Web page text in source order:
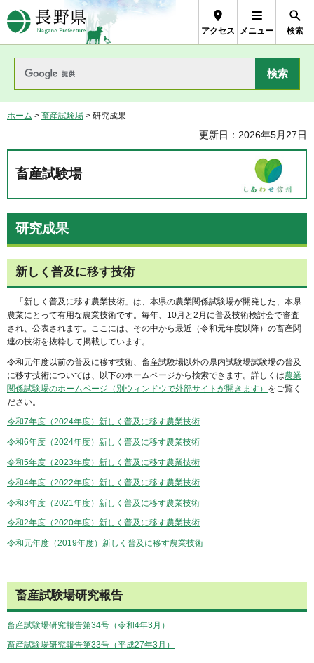
長野県Nagano Prefecture
アクセス メニュー 検索
ホーム > 畜産試験場 > 研究成果
更新日：2026年5月27日
畜産試験場
研究成果
新しく普及に移す技術
「新しく普及に移す農業技術」は、本県の農業関係試験場が開発した、本県
農業にとって有用な農業技術です。毎年、10月と2月に普及技術検討会で審査
され、公表されます。ここには、その中から最近（令和元年度以降）の畜産関
連の技術を抜粋して掲載しています。
令和元年度以前の普及に移す技術、畜産試験場以外の県内試験場試験場の普及
に移す技術については、以下のホームページから検索できます。詳しくは農業
関係試験場のホームページ（別ウィンドウで外部サイトが開きます） をご覧く
ださい。
令和7年度（2024年度）新しく普及に移す農業技術
令和6年度（2024年度）新しく普及に移す農業技術
令和5年度（2023年度）新しく普及に移す農業技術
令和4年度（2022年度）新しく普及に移す農業技術
令和3年度（2021年度）新しく普及に移す農業技術
令和2年度（2020年度）新しく普及に移す農業技術
令和元年度（2019年度）新しく普及に移す農業技術
畜産試験場研究報告
畜産試験場研究報告第34号（令和4年3月）
畜産試験場研究報告第33号（平成27年3月）